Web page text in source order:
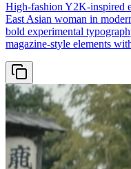
High-fashion Y2K-inspired
East Asian woman in
bold experimental
magazine-style elements